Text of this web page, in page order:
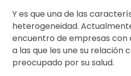
Y es que una de las
heterogeneidad.
encuentro de empresas con
a las que les une su relación
preocupado por su salud.